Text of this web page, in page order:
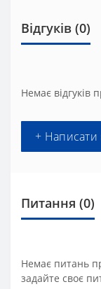
Відгуків (0)
Немає відгуків
+ Написати
Питання (0)
Немає питань
задайте своє